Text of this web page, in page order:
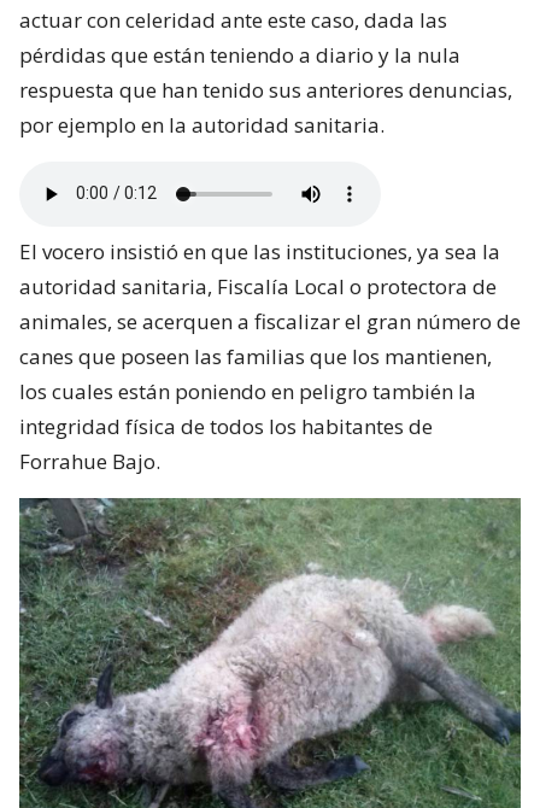
actuar con celeridad ante este caso, dada las
pérdidas que están teniendo a diario y la nula
respuesta que han tenido sus anteriores denuncias,
por ejemplo en la autoridad sanitaria.
El vocero insistió en que las instituciones, ya sea la
autoridad sanitaria, Fiscalía Local o protectora de
animales, se acerquen a fiscalizar el gran número de
canes que poseen las familias que los mantienen,
los cuales están poniendo en peligro también la
integridad física de todos los habitantes de
Forrahue Bajo.